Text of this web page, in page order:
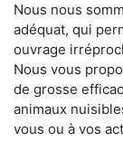
Nous nous
adéquat, qui
ouvrage
Nous vous
de grosse
animaux
vous ou à vos